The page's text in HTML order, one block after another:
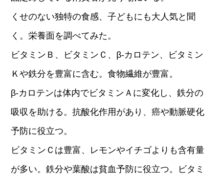
くせのない独特の食感、子どもにも大人気と聞
く。栄養面を調べてみた。
ビタミンＢ、ビタミンＣ、β-カロテン、ビタミン
Ｋや鉄分を豊富に含む。食物繊維が豊富。
β-カロテンは体内でビタミンＡに変化し、鉄分の
吸収を助ける。抗酸化作用があり、癌や動脈硬化
予防に役立つ。
ビタミンＣは豊富、レモンやイチゴよりも含有量
が多い。鉄分や葉酸は貧血予防に役立つ。ビタミ